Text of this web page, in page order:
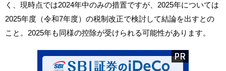
く、現時点では2024年中のみの措置ですが、2025年については
2025年度（令和7年度）の税制改正で検討して結論を出すとの
こと。2025年も同様の控除が受けられる可能性があります。